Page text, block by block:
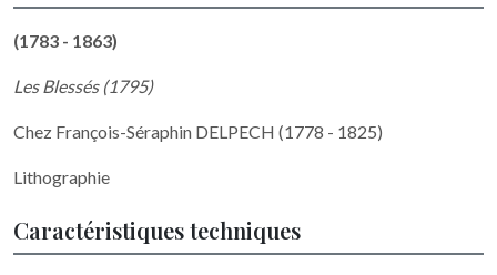
(1783 - 1863)
Les Blessés (1795)
Chez François-Séraphin DELPECH (1778 - 1825)
Lithographie
Caractéristiques techniques